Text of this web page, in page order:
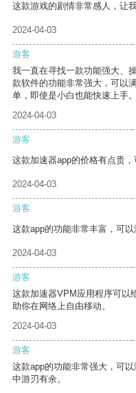
这款游戏的剧情非常感人，让
2024-04-03
游客
我一直在寻找一款功能强大、
款软件的功能非常强大，可以
单，即使是小白也能快速上手。
2024-04-03
游客
这款加速器app的价格有点贵
2024-04-03
游客
这款app的功能非常丰富，可以
2024-04-03
游客
这款加速器VPM应用程序可以
助你在网络上自由移动。
2024-04-03
游客
这款app的功能非常强大，可
中游刃有余。